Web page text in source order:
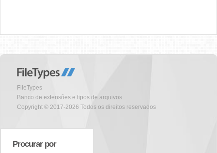
FileTypes
Banco de extensões e tipos de arquivos
Copyright © 2017-2026 Todos os direitos reservados
Procurar por